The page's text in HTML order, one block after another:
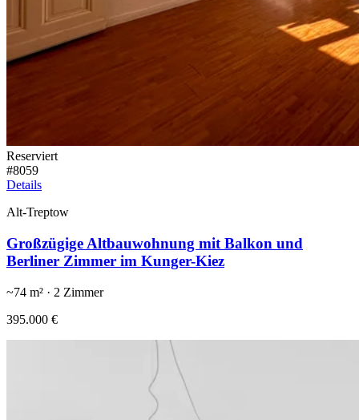
Reserviert
#8059
Details
Alt-Treptow
Großzügige Altbauwohnung mit Balkon und
Berliner Zimmer im Kunger-Kiez
~74 m² · 2 Zimmer
395.000 €